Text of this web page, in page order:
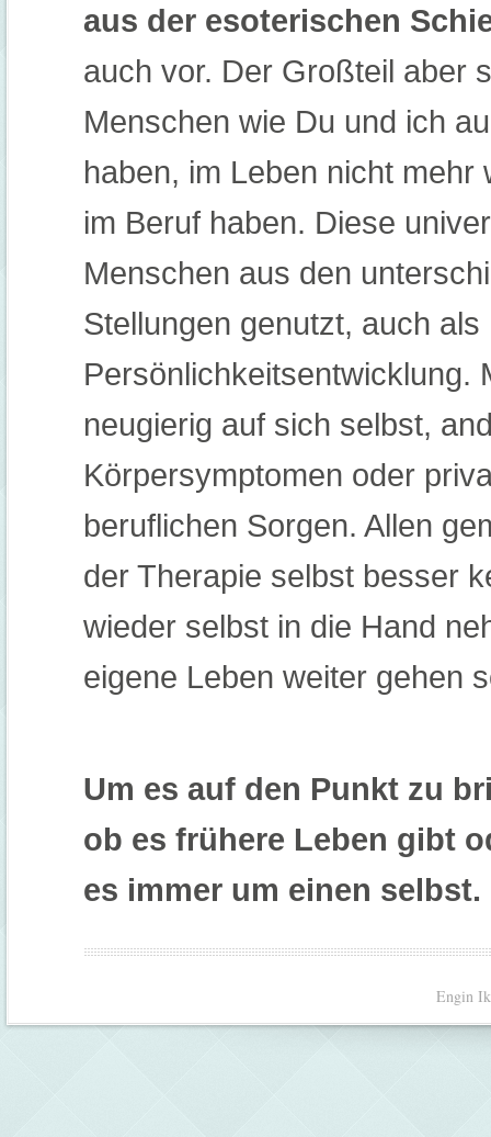
aus der esoterischen
auch vor. Der Großteil aber
Menschen wie Du und ich
haben, im Leben nicht
im Beruf haben. Diese
Menschen aus den
Stellungen genutzt, auch als
Persönlichkeitsentwicklung.
neugierig auf sich selbst,
Körpersymptomen oder
beruflichen Sorgen. Allen
der Therapie selbst besser
wieder selbst in die Hand
eigene Leben weiter gehen
Um es auf den Punkt zu
ob es frühere Leben gibt
es immer um einen selbst.
Engin